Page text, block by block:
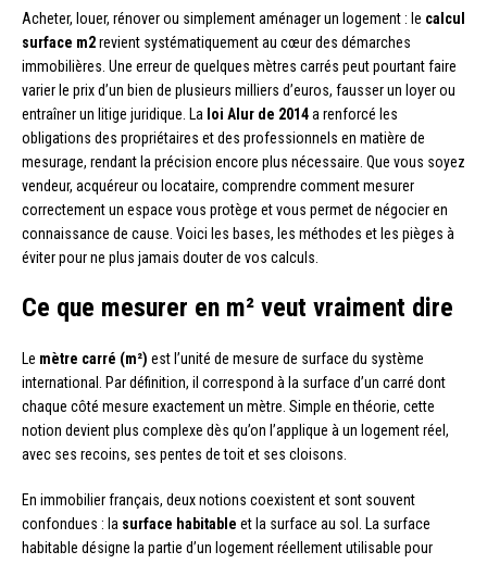
Acheter, louer, rénover ou simplement aménager un logement : le calcul
surface m2revient systématiquement au cœur des démarches
immobilières. Une erreur de quelques mètres carrés peut pourtant faire
varier le prix d’un bien de plusieurs milliers d’euros, fausser un loyer ou
entraîner un litige juridique. La loi Alur de 2014a renforcé les
obligations des propriétaires et des professionnels en matière de
mesurage, rendant la précision encore plus nécessaire. Que vous soyez
vendeur, acquéreur ou locataire, comprendre comment mesurer
correctement un espace vous protège et vous permet de négocier en
connaissance de cause. Voici les bases, les méthodes et les pièges à
éviter pour ne plus jamais douter de vos calculs.
Ce que mesurer en m² veut vraiment dire
Le mètre carré (m²) est l’unité de mesure de surface du système
international. Par définition, il correspond à la surface d’un carré dont
chaque côté mesure exactement un mètre. Simple en théorie, cette
notion devient plus complexe dès qu’on l’applique à un logement réel,
avec ses recoins, ses pentes de toit et ses cloisons.
En immobilier français, deux notions coexistent et sont souvent
confondues : la surface habitable et la surface au sol. La surface
habitable désigne la partie d’un logement réellement utilisable pour